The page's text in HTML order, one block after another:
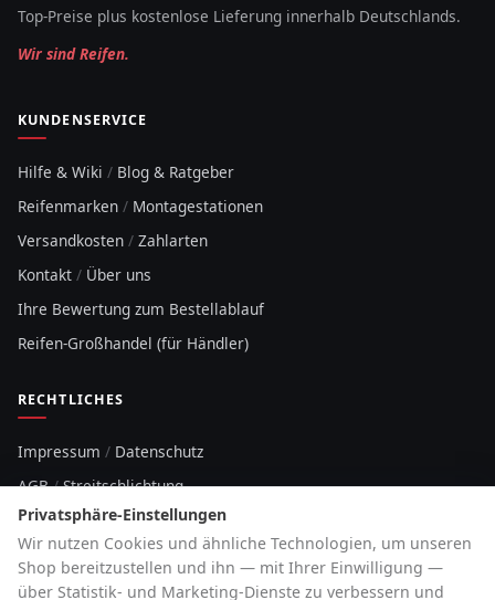
Top-Preise plus kostenlose Lieferung innerhalb Deutschlands.
Wir sind Reifen.
KUNDENSERVICE
Hilfe & Wiki / Blog & Ratgeber
Reifenmarken / Montagestationen
Versandkosten / Zahlarten
Kontakt / Über uns
Ihre Bewertung zum Bestellablauf
Reifen-Großhandel (für Händler)
RECHTLICHES
Impressum / Datenschutz
AGB/Streitschlichtung
Sitemap
Cookie-Hinweis
Privatsphäre-Einstellungen
Wir nutzen Cookies und ähnliche Technologien, um unseren
Shop bereitzustellen und ihn — mit Ihrer Einwilligung —
über Statistik- und Marketing-Dienste zu verbessern und